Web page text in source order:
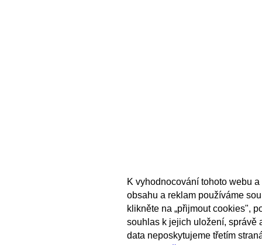
K vyhodnocování tohoto webu
obsahu a reklam používáme
klikněte na „přijmout cookies",
souhlas k jejich uložení, správě
data neposkytujeme třetím